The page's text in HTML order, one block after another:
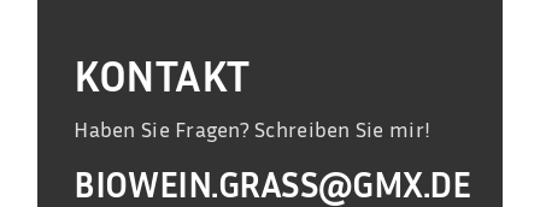
KONTAKT
Haben Sie Fragen? Schreiben Sie mir!
BIOWEIN.GRASS@GMX.DE